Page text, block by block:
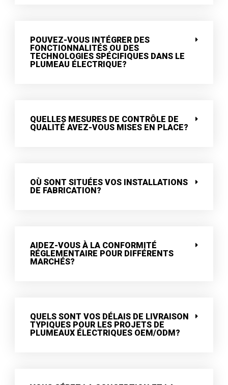
POUVEZ-VOUS INTÉGRER DES
FONCTIONNALITÉS OU DES
TECHNOLOGIES SPÉCIFIQUES DANS LE
PLUMEAU ÉLECTRIQUE?
QUELLES MESURES DE CONTRÔLE DE
QUALITÉ AVEZ-VOUS MISES EN PLACE?
OÙ SONT SITUÉES VOS INSTALLATIONS
DE FABRICATION?
AIDEZ-VOUS À LA CONFORMITÉ
RÉGLEMENTAIRE POUR DIFFÉRENTS
MARCHÉS?
QUELS SONT VOS DÉLAIS DE LIVRAISON
TYPIQUES POUR LES PROJETS DE
PLUMEAUX ÉLECTRIQUES OEM/ODM?